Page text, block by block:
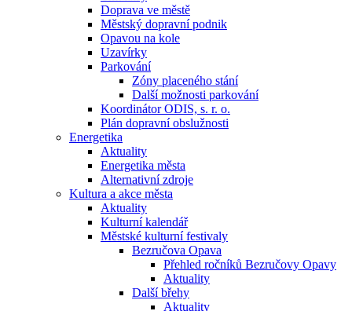
Doprava ve městě
Městský dopravní podnik
Opavou na kole
Uzavírky
Parkování
Zóny placeného stání
Další možnosti parkování
Koordinátor ODIS, s. r. o.
Plán dopravní obslužnosti
Energetika
Aktuality
Energetika města
Alternativní zdroje
Kultura a akce města
Aktuality
Kulturní kalendář
Městské kulturní festivaly
Bezručova Opava
Přehled ročníků Bezručovy Opavy
Aktuality
Další břehy
Aktuality